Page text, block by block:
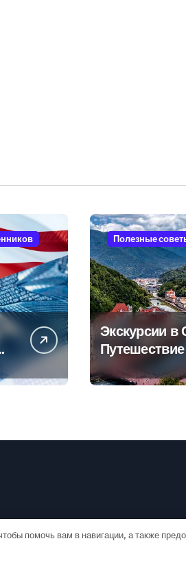
Полезные
Экскурсии в
сердце
помочь вам в навигации, а также